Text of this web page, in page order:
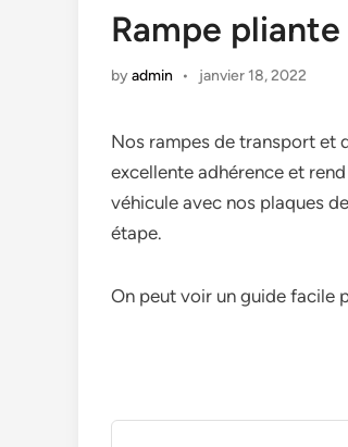
Rampe
byadmin • janvier 18, 2022
Nos rampes de transport et
excellente adhérence et
véhicule avec nos plaques
étape.
On peut voir un guide facile